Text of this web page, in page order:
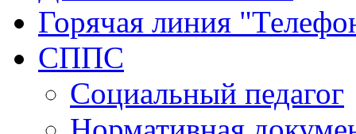
Горячая линия
СППС
Социальный педагог